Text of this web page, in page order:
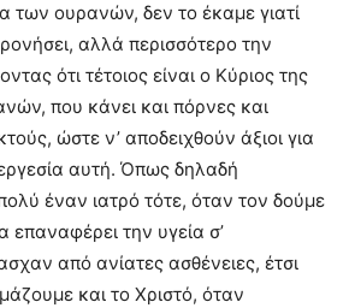
των ουρανών, δεν το έκαμε γιατί
αλλά περισσότερο την
ότι τέτοιος είναι ο Κύριος της
που κάνει και πόρνες και
ώστε ν’ αποδειχθούν άξιοι για
αυτή. Όπως δηλαδή
έναν ιατρό τότε, όταν τον δούμε
επαναφέρει την υγεία σ’
από ανίατες ασθένειες, έτσι
και το Χριστό, όταν